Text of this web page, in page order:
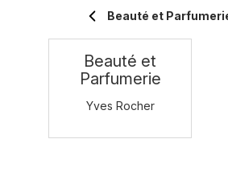
Beauté et
Beauté et
Parfumerie
Yves Rocher